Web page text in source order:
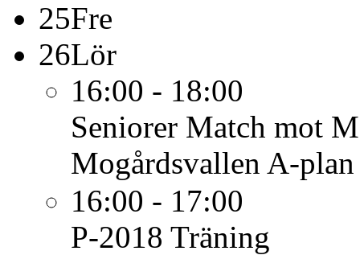
25Fre
26Lör
16:00 - 18:00
Seniorer Match mot
Mogårdsvallen A-plan
16:00 - 17:00
P-2018 Träning